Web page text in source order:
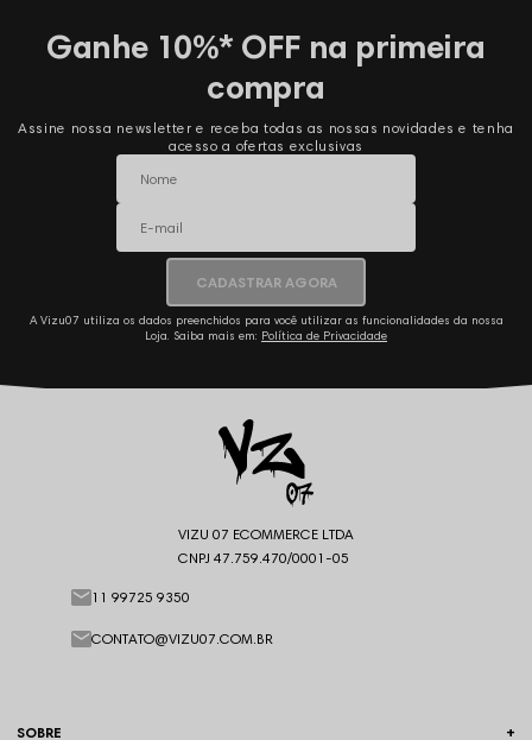
Ganhe 10%* OFF na primeira
compra
Assine nossa newsletter e receba todas as nossas novidades e tenha
acesso a ofertas exclusivas
CADASTRAR AGORA
A Vizu07 utiliza os dados preenchidos para você utilizar as funcionalidades da nossa
Loja. Saiba mais em: Política de Privacidade
SOBRE
VIZU 07 ECOMMERCE LTDA
CNPJ 47.759.470/0001-05
11 99725 9350
CONTATO@VIZU07.COM.BR